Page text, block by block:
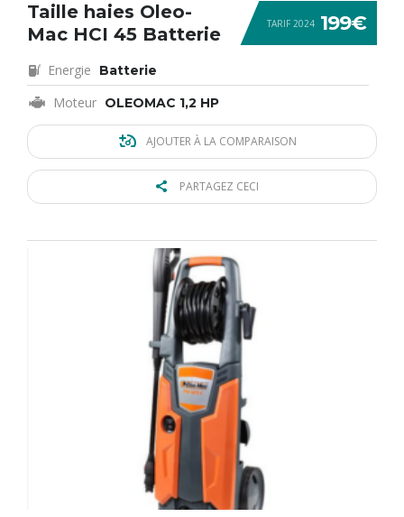
TARIF 2024 199€
Taille haies Oleo-
Mac HCI 45 Batterie
Energie Batterie
Moteur OLEOMAC 1,2 HP
AJOUTER À LA COMPARAISON
PARTAGEZ CECI